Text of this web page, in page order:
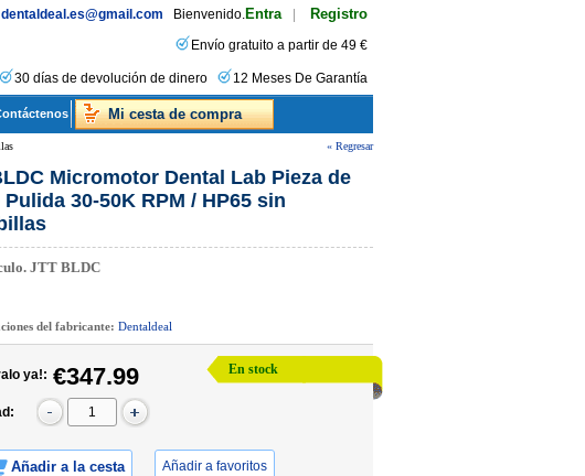
dentaldeal.es@gmail.com Bienvenido.Entra Registro
Envío gratuito a partir de 49 €
30 días de devolución de dinero 12 Meses De Garantía
Mi cesta de compra
« Regresar
Micromotor Dental Lab Pieza de
Pulida 30-50K RPM / HP65 sin
JTT BLDC
del fabricante: Dentaldeal
En stock
ya!: €347.99
Añadir a la cesta Añadir a favoritos